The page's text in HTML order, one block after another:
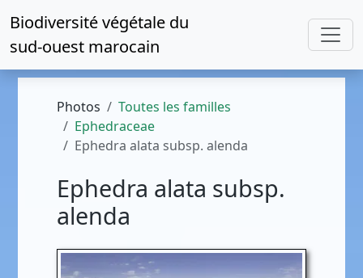
Biodiversité végétale du
sud-ouest marocain
Photos
Toutes les familles
Ephedraceae
Ephedra alata subsp. alenda
Ephedra alata subsp.
alenda